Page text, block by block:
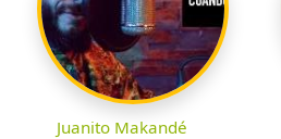
Juanito Makandé